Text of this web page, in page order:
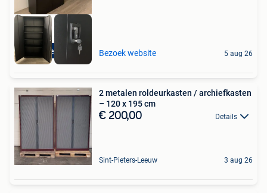
Nieuw Bezoek website 5 aug 26
2 metalen roldeurkasten / archiefkasten
– 120 x 195 cm
€ 200,00 Details
Sint-Pieters-Leeuw 3 aug 26